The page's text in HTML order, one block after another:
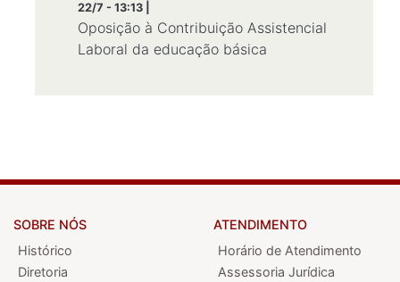
22/7 - 13:13 |
Oposição à Contribuição Assistencial
Laboral da educação básica
SOBRE NÓS
Histórico
Diretoria
ATENDIMENTO
Horário de Atendimento
Assessoria Jurídica